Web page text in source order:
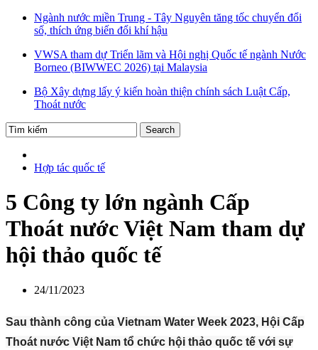
Ngành nước miền Trung - Tây Nguyên tăng tốc chuyển đổi
số, thích ứng biến đổi khí hậu
VWSA tham dự Triển lãm và Hội nghị Quốc tế ngành Nước
Borneo (BIWWEC 2026) tại Malaysia
Bộ Xây dựng lấy ý kiến hoàn thiện chính sách Luật Cấp,
Thoát nước
Hợp tác quốc tế
5 Công ty lớn ngành Cấp
Thoát nước Việt Nam tham dự
hội thảo quốc tế
24/11/2023
Sau thành công của Vietnam Water Week 2023, Hội Cấp
Thoát nước Việt Nam tổ chức hội thảo quốc tế với sự